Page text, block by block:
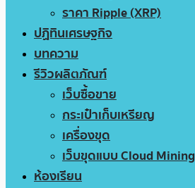
ราคา Ripple (XRP)
ปฏิทินเศรษฐกิจ
บทความ
รีวิวผลิตภัณฑ์
เว็บซื้อขาย
กระเป๋าเก็บเหรียญ
เครื่องขุด
เว็บขุดแบบ Cloud Mining
ห้องเรียน